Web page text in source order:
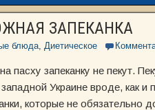
ЗАПЕКАНКА
блюда, Диетическое
пасху запеканку не пекут.
Украине вроде, как
которые не обязательно